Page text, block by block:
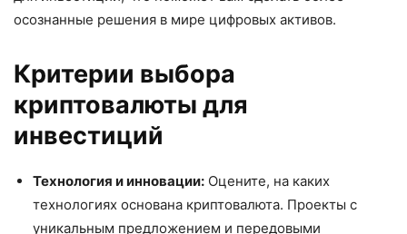
осознанные решения в мире цифровых активов.
Критерии выбора
криптовалюты для
инвестиций
Технология и инновации: Оцените, на каких
технологиях основана криптовалюта. Проекты с
уникальным предложением и передовыми